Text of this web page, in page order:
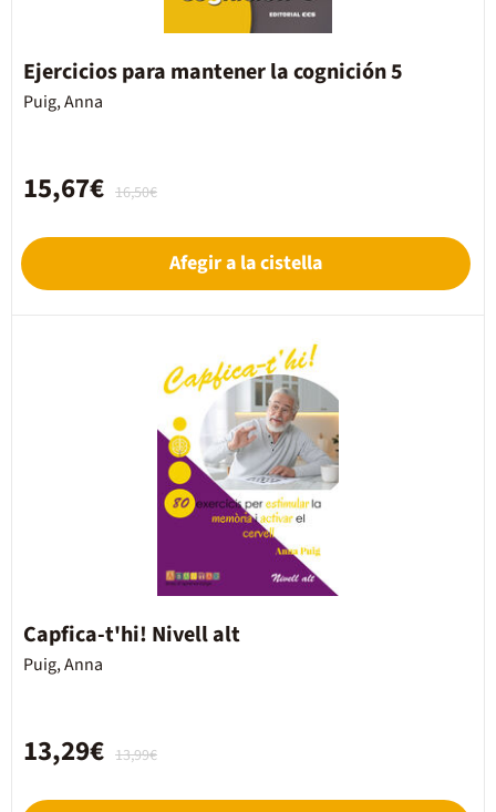
Ejercicios para mantener la cognición 5
Puig, Anna
16,50€
15,67€
Afegir a la cistella
Capfica-t'hi! Nivell alt
Puig, Anna
13,99€
13,29€